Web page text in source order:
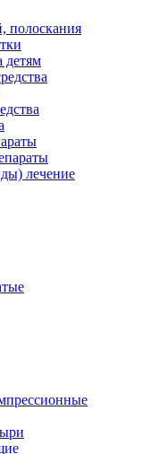
полоскания
детям
лечение